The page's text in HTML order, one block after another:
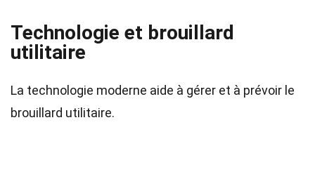
Technologie et brouillard
utilitaire
La technologie moderne aide à gérer et à prévoir le
brouillard utilitaire.